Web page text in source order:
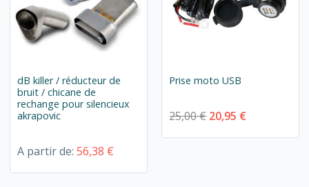
dB killer / réducteur de
bruit / chicane de
rechange pour silencieux
akrapovic
A partir de:56,38 €
Prise moto USB
25,00 € 20,95 €